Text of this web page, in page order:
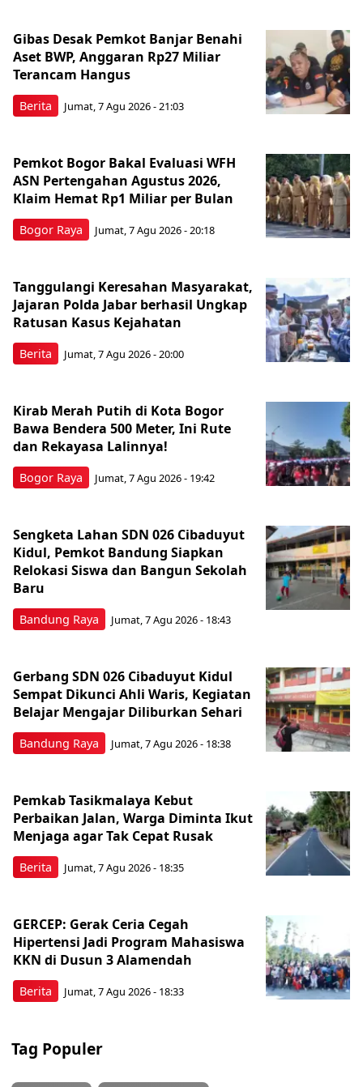
Berita
Gibas Desak Pemkot Banjar Benahi
Aset BWP, Anggaran Rp27 Miliar
Terancam Hangus
Jumat, 7 Agu 2026 - 21:03
Bogor Raya
Pemkot Bogor Bakal Evaluasi WFH
ASN Pertengahan Agustus 2026,
Klaim Hemat Rp1 Miliar per Bulan
Jumat, 7 Agu 2026 - 20:18
Berita
Tanggulangi Keresahan Masyarakat,
Jajaran Polda Jabar berhasil Ungkap
Ratusan Kasus Kejahatan
Jumat, 7 Agu 2026 - 20:00
Bogor Raya
Kirab Merah Putih di Kota Bogor
Bawa Bendera 500 Meter, Ini Rute
dan Rekayasa Lalinnya!
Jumat, 7 Agu 2026 - 19:42
Bandung Raya
Sengketa Lahan SDN 026 Cibaduyut
Kidul, Pemkot Bandung Siapkan
Relokasi Siswa dan Bangun Sekolah
Baru
Jumat, 7 Agu 2026 - 18:43
Bandung Raya
Gerbang SDN 026 Cibaduyut Kidul
Sempat Dikunci Ahli Waris, Kegiatan
Belajar Mengajar Diliburkan Sehari
Jumat, 7 Agu 2026 - 18:38
Berita
Pemkab Tasikmalaya Kebut
Perbaikan Jalan, Warga Diminta Ikut
Menjaga agar Tak Cepat Rusak
Jumat, 7 Agu 2026 - 18:35
Berita
GERCEP: Gerak Ceria Cegah
Hipertensi Jadi Program Mahasiswa
KKN di Dusun 3 Alamendah
Jumat, 7 Agu 2026 - 18:33
Tag Populer